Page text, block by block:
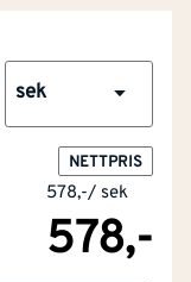
sek
NETTPRIS
578,-/ sek
578,-